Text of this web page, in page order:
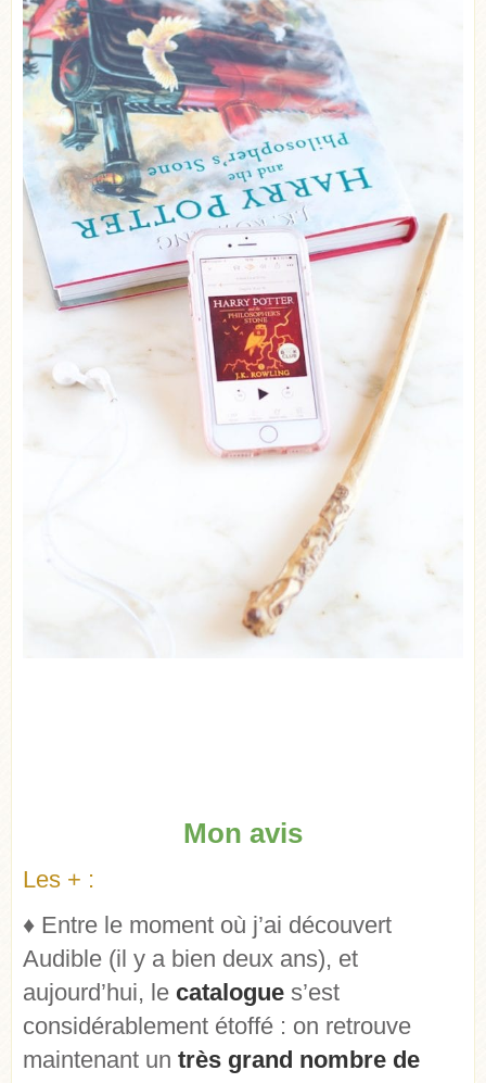
Mon avis
Les + :
♦ Entre le moment où j’ai découvert
Audible (il y a bien deux ans), et
aujourd’hui, le catalogue s’est
considérablement étoffé : on retrouve
maintenant un très grand nombre de